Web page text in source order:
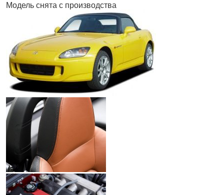
Модель снята с производства